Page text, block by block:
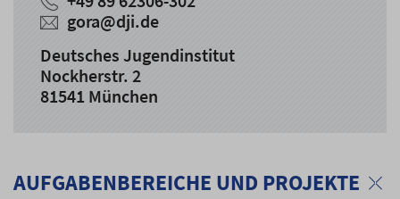
gora@dji.de
Deutsches Jugendinstitut
Nockherstr. 2
81541 München
AUFGABENBEREICHE UND PROJEKTE